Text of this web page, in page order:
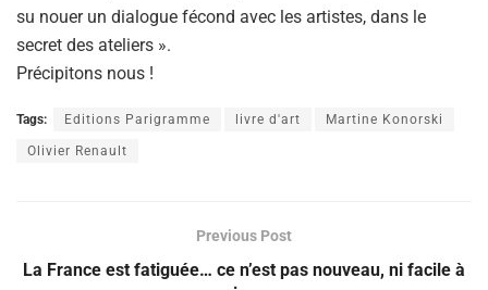
su nouer un dialogue fécond avec les artistes, dans le
secret des ateliers ».
Précipitons nous !
Tags: Editions Parigramme livre d'art Martine Konorski
Olivier Renault
Previous Post
La France est fatiguée… ce n’est pas nouveau, ni facile à